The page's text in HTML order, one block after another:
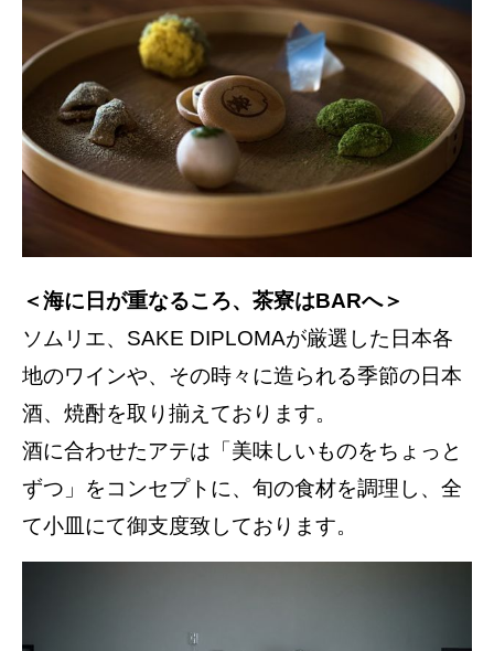
＜海に日が重なるころ、茶寮はBARへ＞
ソムリエ、SAKE DIPLOMAが厳選した日本各
地のワインや、その時々に造られる季節の日本
酒、焼酎を取り揃えております。
酒に合わせたアテは「美味しいものをちょっと
ずつ」をコンセプトに、旬の食材を調理し、全
て小皿にて御支度致しております。